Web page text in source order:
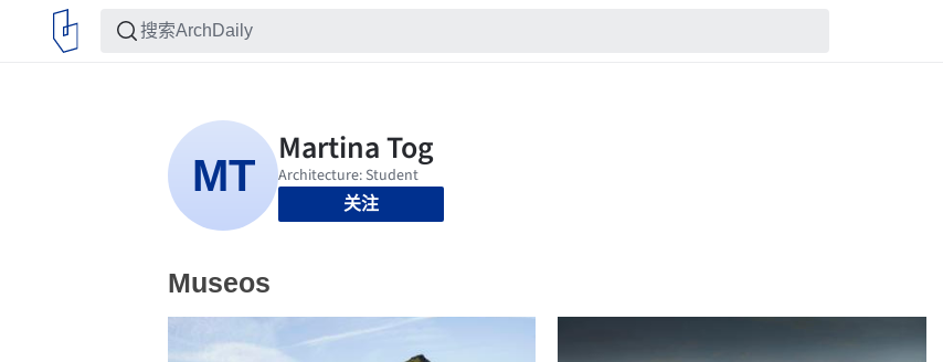
关注
Museos